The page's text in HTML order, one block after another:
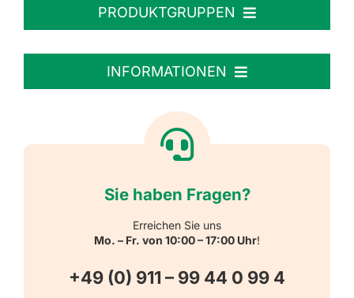
PRODUKTGRUPPEN
Personalisierte Aufkleber
Reflektierende Aufkleber
INFORMATIONEN
Sie haben Fragen?
Erreichen Sie uns
Mo. – Fr. von 10:00 – 17:00 Uhr!
+49 (0) 911 – 99 44 0 99 4